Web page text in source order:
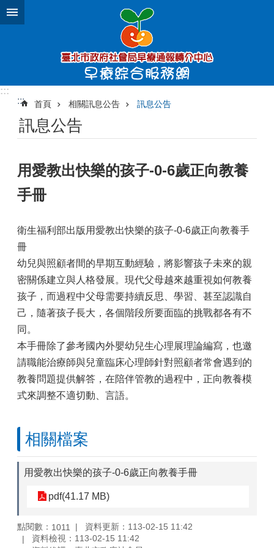
跳到主要內容區塊
:::
:::
首頁 相關訊息公告 訊息公告
訊息公告
用愛教出快樂的孩子-0-6歲正向教養
手冊
衛生福利部出版用愛教出快樂的孩子-0-6歲正向教養手
冊
幼兒與照顧者間的早期互動經驗，將影響孩子未來的親
密關係建立與人格發展。現代父母越來越重視如何教養
孩子，而過程中父母需要持續反思、學習、甚至認識自
己，隨著孩子長大，各個階段所要面臨的挑戰都各有不
同。
本手冊除了參考國內外嬰幼兒生心理展理論編寫，也邀
請職能治療師與兒童臨床心理師針對照顧者常會遇到的
教養問題提供解答，在陪伴管教的過程中，正向教養模
式來調整不適切動、言語。
相關檔案
用愛教出快樂的孩子-0-6歲正向教養手冊
pdf(41.17 MB)
點閱數： 1011
資料更新：113-02-15 11:42
資料檢視：113-02-15 11:42